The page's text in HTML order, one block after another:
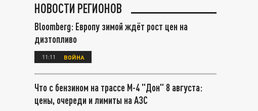
НОВОСТИ РЕГИОНОВ
Bloomberg: Европу зимой ждёт рост цен на
дизтопливо
11:11 ВОЙНА
Что с бензином на трассе М-4 "Дон" 8 августа:
цены, очереди и лимиты на АЗС